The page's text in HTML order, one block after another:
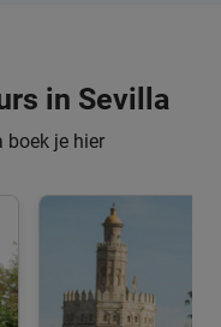
in Sevilla
boek je hier